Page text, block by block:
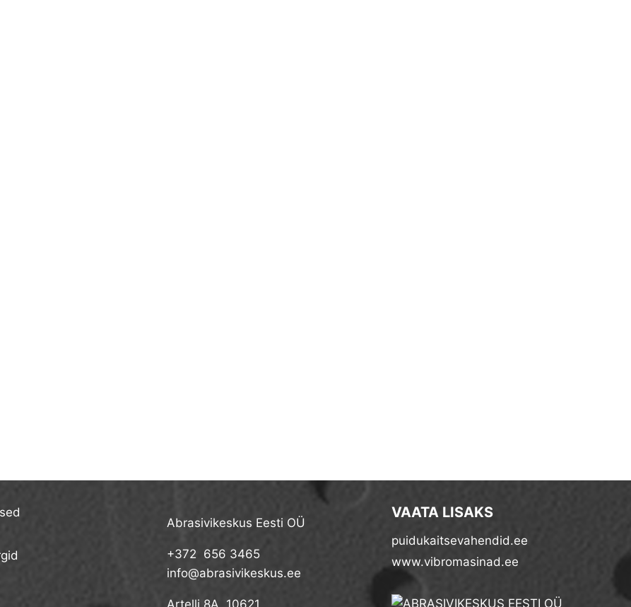
Abrasivikeskus Eesti OÜ
+372 656 3465
info@abrasivikeskus.ee
VAATA LISAKS
puidukaitsevahendid.ee
www.vibromasinad.ee